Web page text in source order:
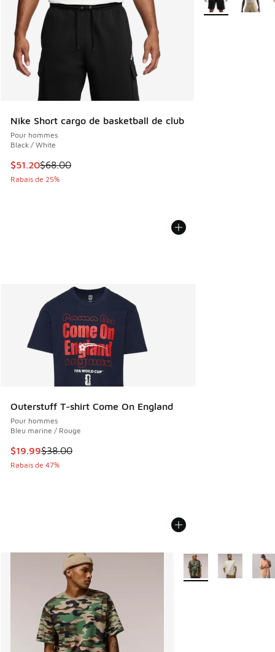
Nike Short cargo de basketball de club
Pour hommes
Black / White
Cet article est en solde. Le prix est passé de $68.00 à
$51.20$68.00
Rabais de 25%
Outerstuff T-shirt Come On England
Pour hommes
Bleu marine / Rouge
Cet article est en solde. Le prix est passé de $38.00 à
$19.99$38.00
Rabais de 47%
Plus de couleurs